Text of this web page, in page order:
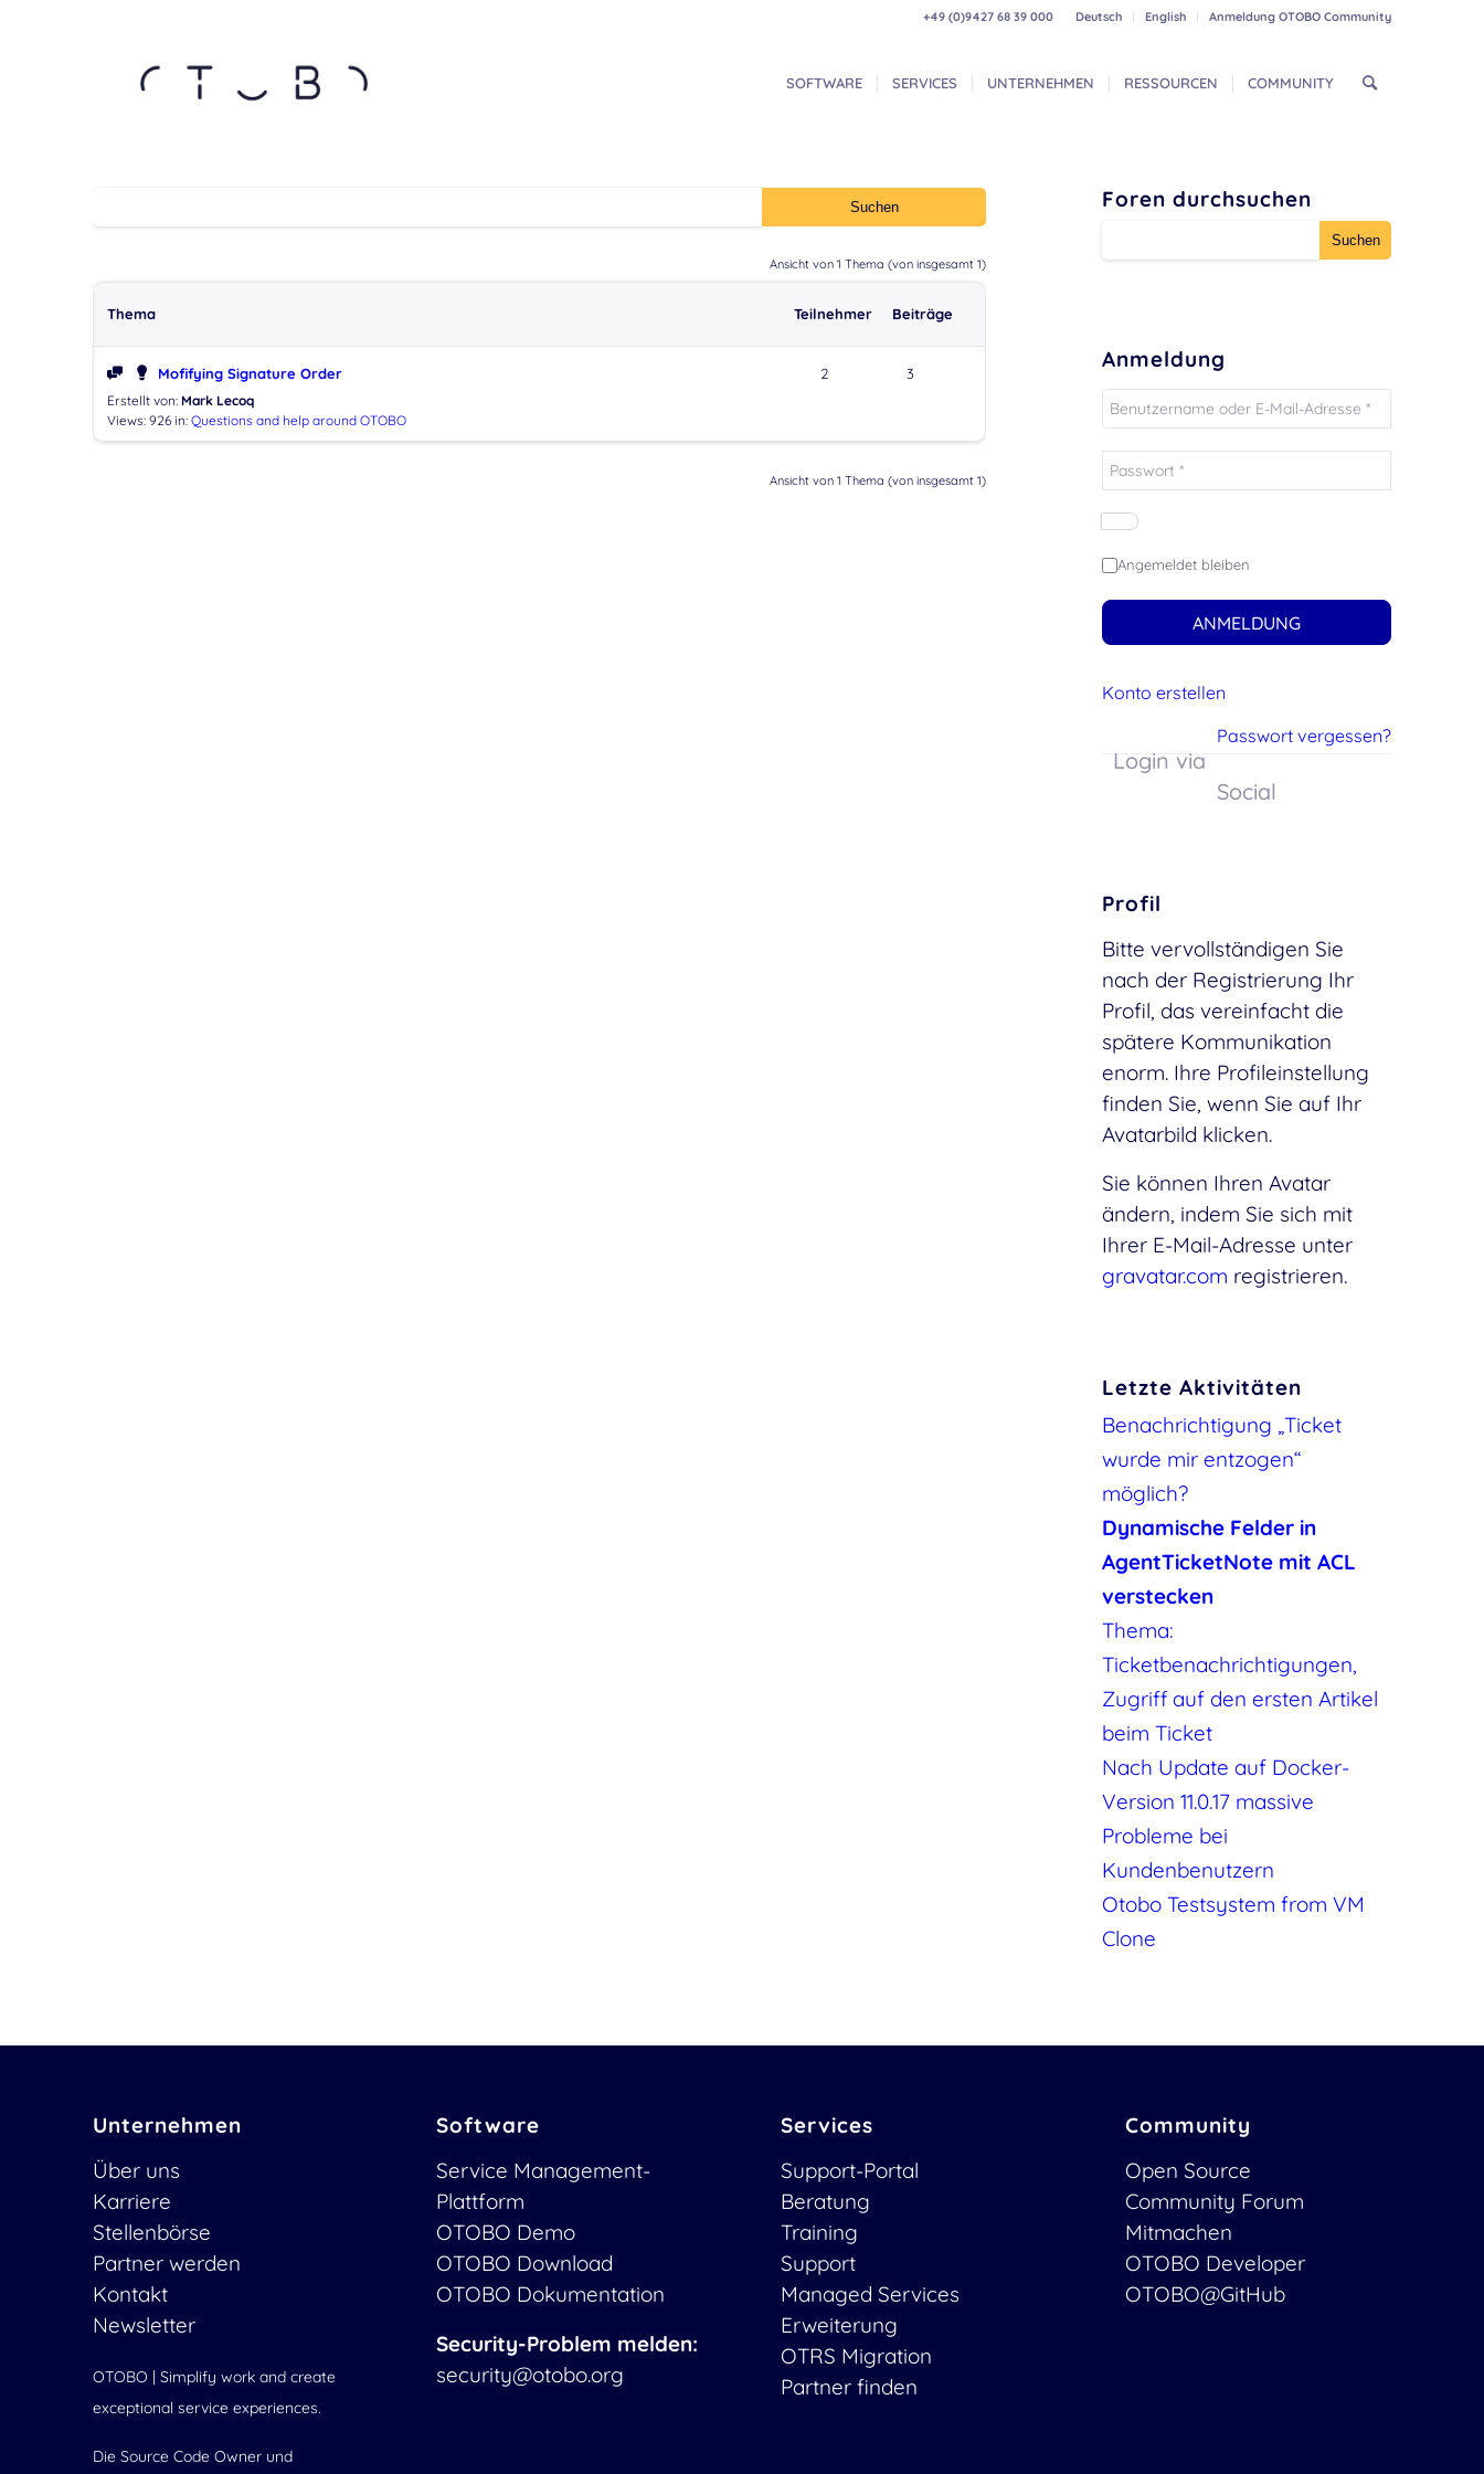
Deutsch English Anmeldung OTOBO Community
+49 (0)9427 68 39 000
SOFTWARE SERVICES UNTERNEHMEN RESSOURCEN COMMUNITY
Ansicht von 1 Thema (von insgesamt 1)
Thema Teilnehmer Beiträge
Mofifying Signature Order
Erstellt von: Mark Lecoq
Views: 926 in: Questions and help around OTOBO
2 3
Ansicht von 1 Thema (von insgesamt 1)
Foren durchsuchen
Anmeldung
Angemeldet bleiben
ANMELDUNG
Konto erstellen
Passwort vergessen?
Login via
Social
Profil
Bitte vervollständigen Sie
nach der Registrierung Ihr
Profil, das vereinfacht die
spätere Kommunikation
enorm. Ihre Profileinstellung
finden Sie, wenn Sie auf Ihr
Avatarbild klicken.
Sie können Ihren Avatar
ändern, indem Sie sich mit
Ihrer E-Mail-Adresse unter
gravatar.com registrieren.
Letzte Aktivitäten
Benachrichtigung „Ticket
wurde mir entzogen“
möglich?
Dynamische Felder in
AgentTicketNote mit ACL
verstecken
Thema:
Ticketbenachrichtigungen,
Zugriff auf den ersten Artikel
beim Ticket
Nach Update auf Docker-
Version 11.0.17 massive
Probleme bei
Kundenbenutzern
Otobo Testsystem from VM
Clone
Unternehmen
Über uns
Karriere
Stellenbörse
Partner werden
Kontakt
Newsletter
OTOBO | Simplify work and create
exceptional service experiences.
Die Source Code Owner und
Software
Service Management-
Plattform
OTOBO Demo
OTOBO Download
OTOBO Dokumentation
Security-Problem melden:
security@otobo.org
Services
Support-Portal
Beratung
Training
Support
Managed Services
Erweiterung
OTRS Migration
Partner finden
Community
Open Source
Community Forum
Mitmachen
OTOBO Developer
OTOBO@GitHub